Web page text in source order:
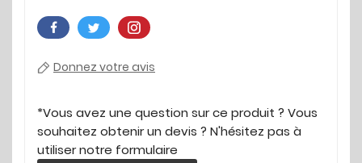
Donnez votre avis
*Vous avez une question sur ce produit ? Vous
souhaitez obtenir un devis ? N'hésitez pas à
utiliser notre formulaire